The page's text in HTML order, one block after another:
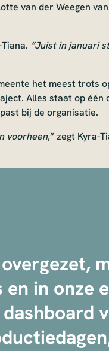
van der Weegen
“Juist in januari
het meest trots
Alles staat op
bij de organisatie.
voorheen,” zegt Kyra-
in onze